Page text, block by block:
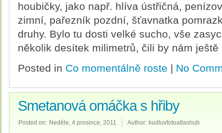
houbičky, jako např. hlíva ústřičná,
zimní, pařezník pozdní, šťavnatka
druhy. Bylo tu dosti velké sucho, vše
několik desítek milimetrů, čili by nám
Posted in Co momentálně roste | No
Smetanová omáčka s hřiby
Posted on: Neděle, 4 prosince, 2011 Author: kudluvfotoatlashub